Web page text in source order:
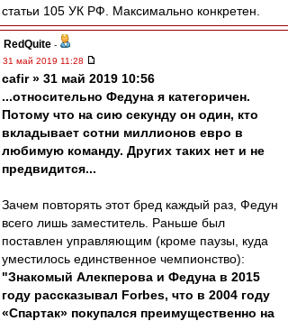
статьи 105 УК РФ. Максимально конкретен.
RedQuite -
31 май 2019 11:28
cafir » 31 май 2019 10:56
...относительно Федуна я категоричен.
Потому что на сию секунду он один, кто
вкладывает сотни миллионов евро в
любимую команду. Других таких нет и не
предвидится...
Зачем повторять этот бред каждый раз, Федун
всего лишь заместитель. Раньше был
поставлен управляющим (кроме паузы, куда
уместилось единственное чемпионство):
"Знакомый Алекперова и Федуна в 2015
году рассказывал Forbes, что в 2004 году
«Спартак» покупался преимущественно на